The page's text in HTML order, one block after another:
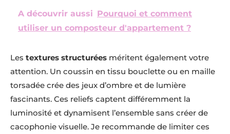
A découvrir aussi Pourquoi et comment
utiliser un composteur d'appartement ?
Les textures structurées méritent également votre
attention. Un coussin en tissu bouclette ou en maille
torsadée crée des jeux d’ombre et de lumière
fascinants. Ces reliefs captent différemment la
luminosité et dynamisent l’ensemble sans créer de
cacophonie visuelle. Je recommande de limiter ces